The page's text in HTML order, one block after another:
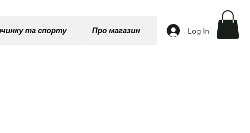
та спорту Про магазин Log In